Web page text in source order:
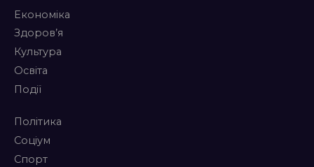
Економіка
Здоров’я
Культура
Освіта
Події
Політика
Соціум
Спорт